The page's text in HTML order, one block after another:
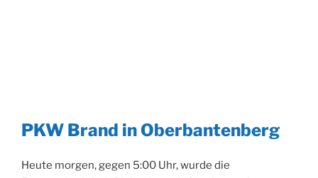
PKW Brand in Oberbantenberg
Heute morgen, gegen 5:00 Uhr, wurde die